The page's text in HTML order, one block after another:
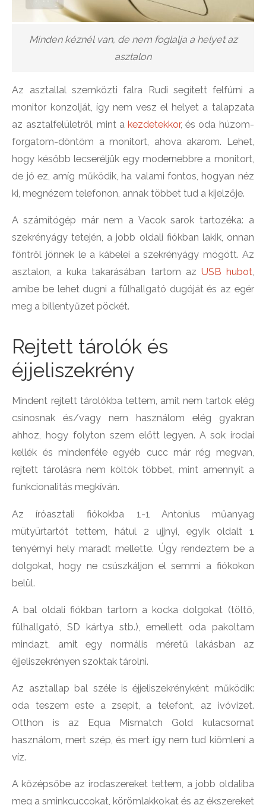
Minden kéznél van, de nem foglalja a helyet az
asztalon
Az asztallal szemközti falra Rudi segített felfúrni a
monitor konzolját, így nem vesz el helyet a talapzata
az asztalfelületről, mint a kezdetekkor, és oda húzom-
forgatom-döntöm a monitort, ahova akarom. Lehet,
hogy később lecseréljük egy modernebbre a monitort,
de jó ez, amíg működik, ha valami fontos, hogyan néz
ki, megnézem telefonon, annak többet tud a kijelzője.
A számítógép már nem a Vacok sarok tartozéka: a
szekrényágy tetején, a jobb oldali fiókban lakik, onnan
föntről jönnek le a kábelei a szekrényágy mögött. Az
asztalon, a kuka takarásában tartom az USB hubot,
amibe be lehet dugni a fülhallgató dugóját és az egér
meg a billentyűzet pöckét.
Rejtett tárolók és
éjjeliszekrény
Mindent rejtett tárolókba tettem, amit nem tartok elég
csinosnak és/vagy nem használom elég gyakran
ahhoz, hogy folyton szem előtt legyen. A sok irodai
kellék és mindenféle egyéb cucc már rég megvan,
rejtett tárolásra nem költök többet, mint amennyit a
funkcionalitás megkíván.
Az íróasztali fiókokba 1-1 Antonius műanyag
mütyürtartót tettem, hátul 2 ujjnyi, egyik oldalt 1
tenyérnyi hely maradt mellette. Úgy rendeztem be a
dolgokat, hogy ne csúszkáljon el semmi a fiókokon
belül.
A bal oldali fiókban tartom a kocka dolgokat (töltő,
fülhallgató, SD kártya stb.), emellett oda pakoltam
mindazt, amit egy normális méretű lakásban az
éjjeliszekrényen szoktak tárolni.
Az asztallap bal széle is éjjeliszekrényként működik:
oda teszem este a zsepit, a telefont, az ivóvizet.
Otthon is az Equa Mismatch Gold kulacsomat
használom, mert szép, és mert így nem tud kiömleni a
víz.
A középsőbe az irodaszereket tettem, a jobb oldaliba
meg a sminkcuccokat, körömlakkokat és az ékszereket